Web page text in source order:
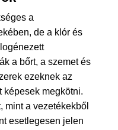
a
de a klór és
a bőrt, a szemet és
ezeknek az
képesek megkötni.
mint a vezetékekből
esetlegesen jelen